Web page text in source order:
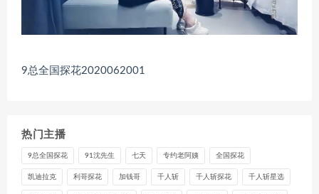
9总全国探花2020062001
热门主播
9总全国探花 91沈先生 七天 专约老阿姨 全国探花
凯迪拉克 利哥探花 加钱哥 千人斩 千人斩探花 千人斩星选